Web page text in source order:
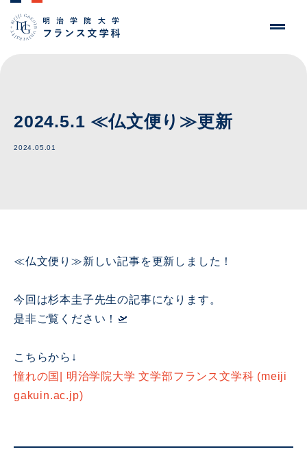
2024.5.1 ≪仏文便り≫更新
2024.05.01
≪仏文便り≫新しい記事を更新しました！
今回は杉本圭子先生の記事になります。
是非ご覧ください！🛫
こちらから↓
憧れの国| 明治学院大学 文学部フランス文学科 (meiji
gakuin.ac.jp)